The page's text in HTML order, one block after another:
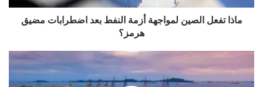
مضيق
هرمز؟ماذا تفعل الصين لمواجهة أزمة النفط بعد اضطرابات مضيق
هرمز؟
بنزين
أوروبية